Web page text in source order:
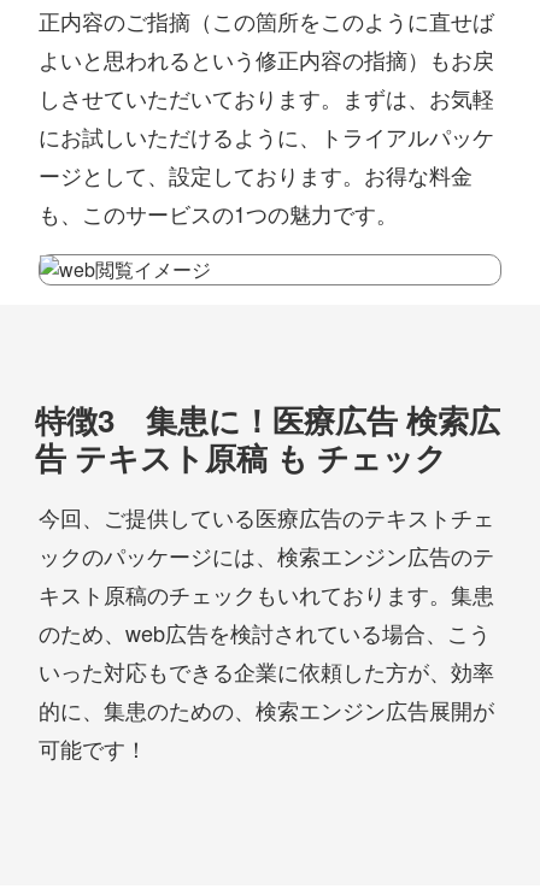
正内容のご指摘（この箇所をこのように直せば
よいと思われるという修正内容の指摘）もお戻
しさせていただいております。まずは、お気軽
にお試しいただけるように、トライアルパッケ
ージとして、設定しております。お得な料金
も、このサービスの1つの魅力です。
特徴3 集患に！医療広告 検索広
告 テキスト原稿 も チェック
今回、ご提供している医療広告のテキストチェ
ックのパッケージには、検索エンジン広告のテ
キスト原稿のチェックもいれております。集患
のため、web広告を検討されている場合、こう
いった対応もできる企業に依頼した方が、効率
的に、集患のための、検索エンジン広告展開が
可能です！